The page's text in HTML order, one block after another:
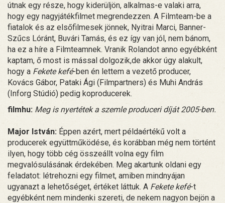
útnak egy része, hogy kiderüljön, alkalmas-e valaki arra,
hogy egy nagyjátékfilmet megrendezzen. A Filmteam-be a
fiatalok és az elsőfilmesek jönnek, Nyitrai Marci, Banner-
Szűcs Lóránt, Buvári Tamás, és ez így van jól, nem bánom,
ha ez a híre a Filmteamnek. Vranik Rolandot anno egyébként
kaptam, ő most is mással dolgozik,de akkor úgy alakult,
hogy a Fekete kefé-ben én lettem a vezető producer,
Kovács Gábor, Pataki Ági (Filmpartners) és Muhi András
(Inforg Stúdió) pedig koproducerek.
filmhu: Meg is nyertétek a szemle produceri díját 2005-ben.
Major István: Éppen azért, mert példaértékű volt a
producerek együttműködése, és korábban még nem történt
ilyen, hogy több cég összeállt volna egy film
megvalósulásának érdekében. Meg akartunk oldani egy
feladatot: létrehozni egy filmet, amiben mindnyájan
ugyanazt a lehetőséget, értéket láttuk. A Fekete kefé-t
egyébként nem mindenki szereti, de nekem nagyon bejön a